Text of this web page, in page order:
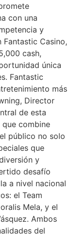
con una
y
Casino,
cash,
única
Fantastic
más
Director
de esta
combine
público no solo
que
y
desafío
a nivel nacional
el Team
Mela, y el
Ambos
del